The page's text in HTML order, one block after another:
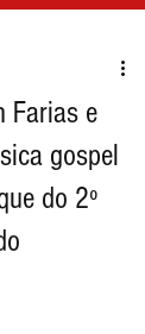
Farias e
gospel
do 2º